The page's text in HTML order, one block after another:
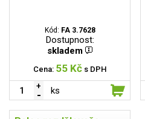
Kód: FA 3.7628
Dostupnost:
skladem
Cena: 55 Kč s DPH
ks